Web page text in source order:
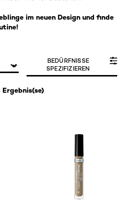
im neuen Design und finde
Ergebnis(se)
BEDÜRFNISSE
SPEZIFIZIEREN